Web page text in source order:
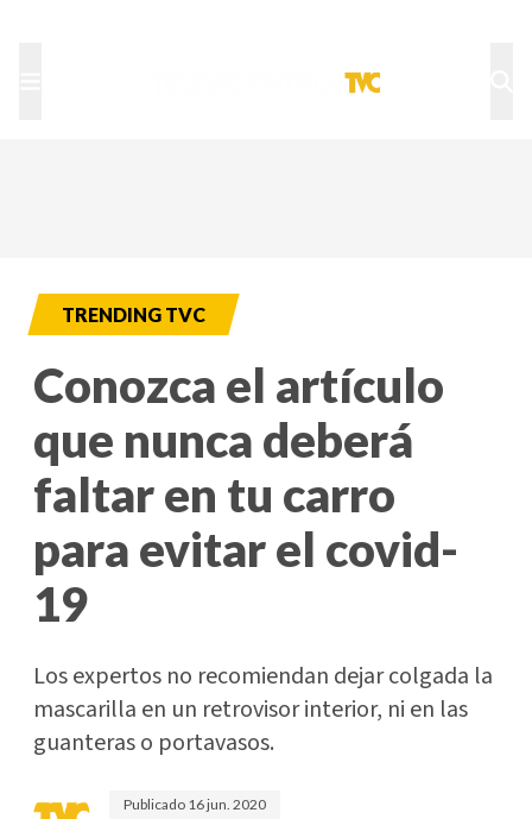
TRENDING TVC
Conozca el artículo
que nunca deberá
faltar en tu carro
para evitar el covid-
19
Los expertos no recomiendan dejar colgada la
mascarilla en un retrovisor interior, ni en las
guanteras o portavasos.
Publicado 16 jun. 2020